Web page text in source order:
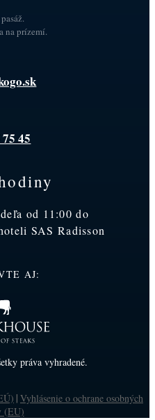
na prízemí.
45
od 11:00 do
SAS Radisson
AJ:
práva vyhradené.
Vyhlásenie o ochrane osobných
(EU)